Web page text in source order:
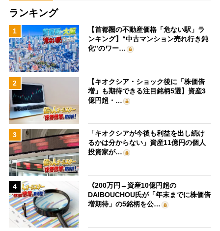
ランキング
1
【首都圏の不動産価格「危ない駅」ラ
ンキング】“中古マンション売れ行き鈍
化”のワー…
2
【キオクシア・ショック後に「株価倍
増」も期待できる注目銘柄5選】資産3
億円超・…
3
「キオクシアが今後も利益を出し続け
るかは分からない」資産11億円の個人
投資家が…
4
《200万円→資産10億円超の
DAIBOUCHOU氏が「年末までに株価倍
増期待」の5銘柄を公…